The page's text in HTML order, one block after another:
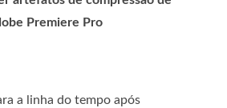
Premiere Pro
a linha do tempo após